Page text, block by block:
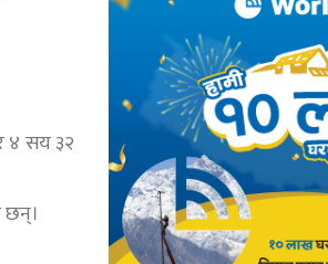
४ सय ३२
छन्।